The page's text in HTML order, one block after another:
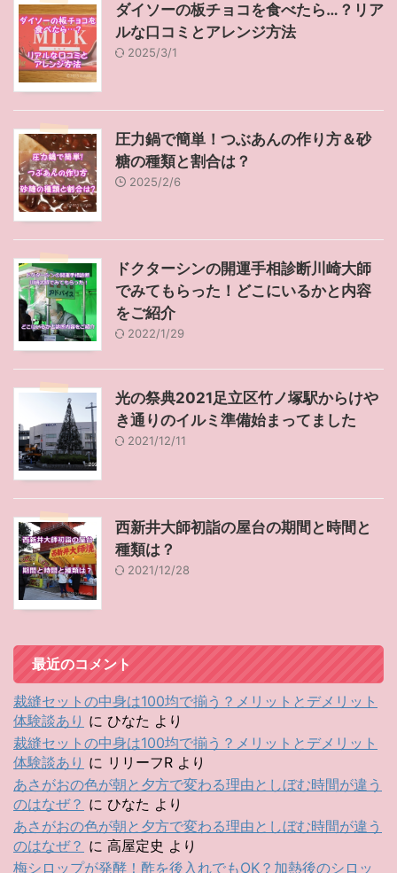
ダイソーの板チョコを食べたら…？リア
ルな口コミとアレンジ方法
2025/3/1
圧力鍋で簡単！つぶあんの作り方＆砂
糖の種類と割合は？
2025/2/6
ドクターシンの開運手相診断川崎大師
でみてもらった！どこにいるかと内容
をご紹介
2022/1/29
光の祭典2021足立区竹ノ塚駅からけや
き通りのイルミ準備始まってました
2021/12/11
西新井大師初詣の屋台の期間と時間と
種類は？
2021/12/28
最近のコメント
裁縫セットの中身は100均で揃う？メリットとデメリット
体験談あり に ひなた より
裁縫セットの中身は100均で揃う？メリットとデメリット
体験談あり に リリーフR より
あさがおの色が朝と夕方で変わる理由としぼむ時間が違う
のはなぜ？ に ひなた より
あさがおの色が朝と夕方で変わる理由としぼむ時間が違う
のはなぜ？ に 高屋定史 より
梅シロップが発酵！酢を後入れでもOK？加熱後のシロッ